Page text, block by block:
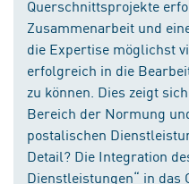
Querschnittsprojekte
Zusammenarbeit und
die Expertise möglichst
erfolgreich in die
zu können. Dies zeigt
Bereich der Normung
postalischen
Detail? Die Integration
Dienstleistungen“ in das